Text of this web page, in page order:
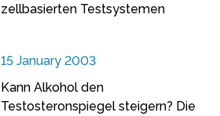
zellbasierten Testsystemen
15 January 2003
Kann Alkohol den
Testosteronspiegel steigern? Die